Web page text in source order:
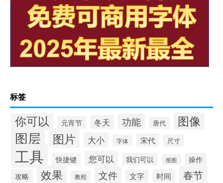
标签
你可以 元宵节 冬天 功能 唐代 图像
图层 图片 大小 字体 宋代 尺寸
工具 快捷键 您可以 我们可以 抠图
操作
攻略
效果 教程 文件 文字 时间 春节